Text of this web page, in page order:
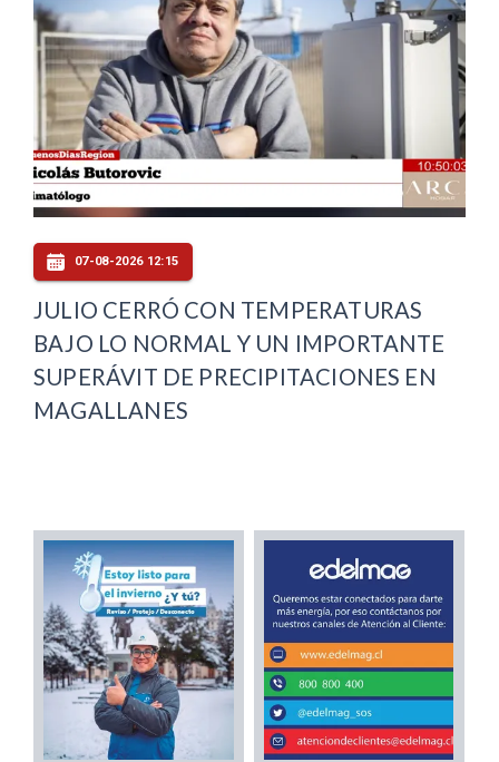
07-08-2026 12:15
JULIO CERRÓ CON TEMPERATURAS
BAJO LO NORMAL Y UN IMPORTANTE
SUPERÁVIT DE PRECIPITACIONES EN
MAGALLANES